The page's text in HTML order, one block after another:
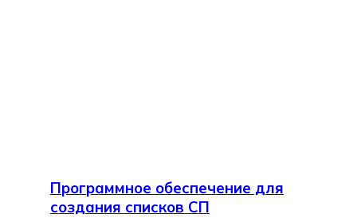
Программное обеспечение для
создания списков СП